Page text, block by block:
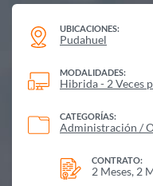
UBICACIONES:
Pudahuel
MODALIDADES:
Hibrida - 2 Veces
CATEGORÍAS:
Administración /
CONTRATO:
2 Meses, 2